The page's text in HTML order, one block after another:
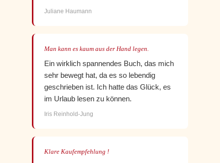
Juliane Haumann
Man kann es kaum aus der Hand legen.
Ein wirklich spannendes Buch, das mich
sehr bewegt hat, da es so lebendig
geschrieben ist. Ich hatte das Glück, es
im Urlaub lesen zu können.
Iris Reinhold-Jung
Klare Kaufempfehlung !